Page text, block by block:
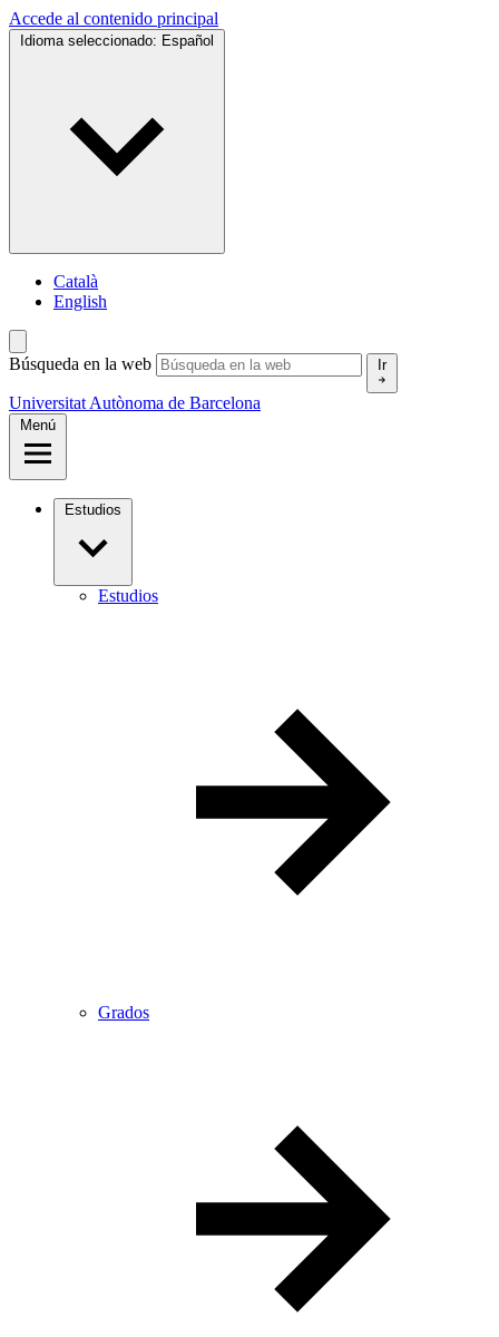
Accede al contenido principal
Idioma seleccionado: Español
Català
English
Búsqueda en la web Ir
Universitat Autònoma de Barcelona
Menú
Estudios
Estudios
Grados